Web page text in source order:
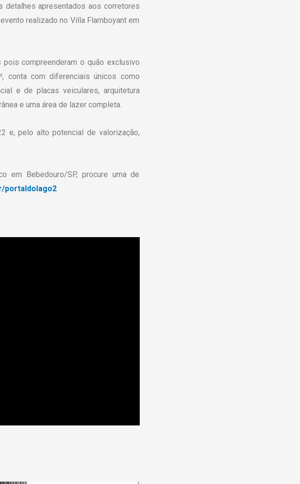
apresentados aos corretores
realizado no Villa Flamboyant em
compreenderam o quão exclusivo
conta com diferenciais únicos como
e de placas veiculares, arquitetura
e uma área de lazer completa.
e, pelo alto potencial de valorização,
em Bebedouro/SP, procure uma de
portaldolago2